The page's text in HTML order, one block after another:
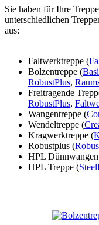
Sie haben für Ihre
unterschiedlichen
aus:
Faltwerktreppe (
Bolzentreppe (
RobustPlus,
Freitragende
RobustPlus,
Wangentreppe (
Wendeltreppe (
Kragwerktreppe (
Robustplus (
HPL
HPL Treppe (